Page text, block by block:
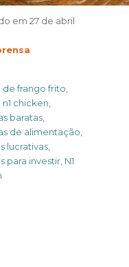
em 27 de abril
de frango frito
chicken
baratas
de alimentação
lucrativas
para investir N1